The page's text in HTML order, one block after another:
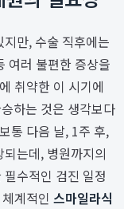
만, 수술 직후에는
여러 불편한 증상을
취약한 이 시기에
하는 것은 생각보다
통 다음 날, 1주 후,
는데, 병원까지의
수적인 검진 일정
계적인 스마일라식